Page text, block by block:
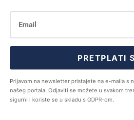
PRETPLATI
Prijavom na newsletter pristajete na e-maila s
našeg portala. Odjaviti se možete u svakom
sigurni i koriste se u skladu s GDPR-om.